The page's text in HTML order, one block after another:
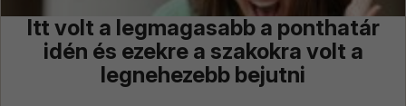
Itt volt a legmagasabb a ponthatár
idén és ezekre a szakokra volt a
legnehezebb bejutni